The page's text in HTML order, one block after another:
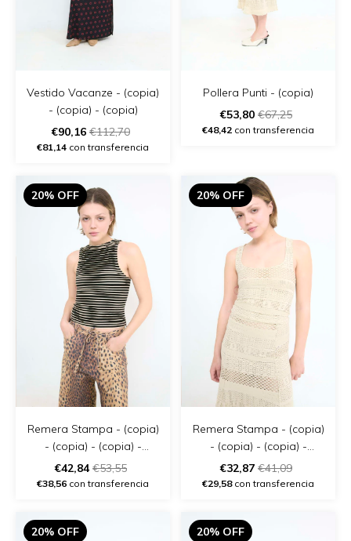
Vestido Vacanze - (copia)
- (copia) - (copia)
€90,16 €112,70
€81,14 con transferencia
Pollera Punti - (copia)
€53,80 €67,25
€48,42 con transferencia
20% OFF
Remera Stampa - (copia)
- (copia) - (copia) -
(copia) - (copia)
€42,84€53,55
€38,56 con transferencia
20% OFF
Remera Stampa - (copia)
- (copia) - (copia) -
(copia) - (copia) - (copia)
€32,87 €41,09
€29,58con transferencia
20% OFF 20% OFF